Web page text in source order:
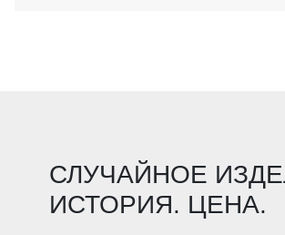
СЛУЧАЙНОЕ
ИСТОРИЯ. ЦЕНА.